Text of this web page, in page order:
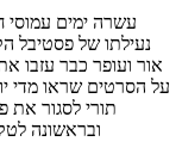
עשרה ימים עמוסי
אור ועופר כבר עזבו
על הסרטים שראו מדי
תורי לסגור את
ובראשונה